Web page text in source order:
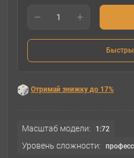
Отримай знижку до 17%
Масштаб модели: 1:72
Уровень сложности: